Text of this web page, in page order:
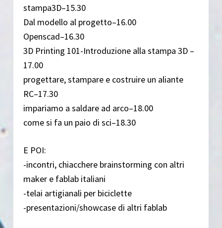
stampa3D–15.30
Dal modello al progetto–16.00
Openscad–16.30
3D Printing 101-Introduzione alla stampa 3D –
17.00
progettare, stampare e costruire un aliante
RC–17.30
impariamo a saldare ad arco–18.00
come si fa un paio di sci–18.30
E POI:
-incontri, chiacchere brainstorming con altri
maker e fablab italiani
-telai artigianali per biciclette
-presentazioni/showcase di altri fablab